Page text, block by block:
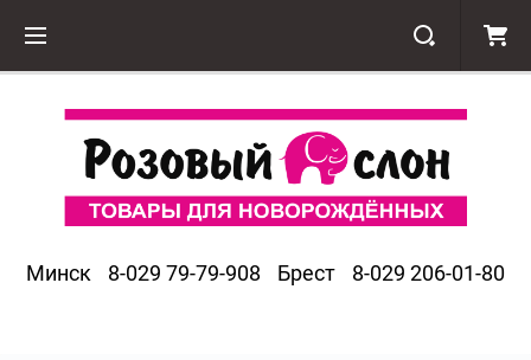
Минск 8-029 79-79-908 Брест 8-029 206-01-80